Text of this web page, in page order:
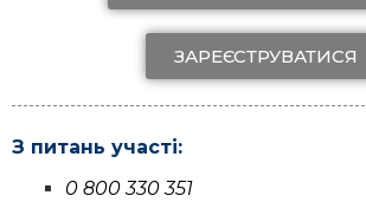
ЗАРЕЄСТРУВАТИСЯ
З питань участі:
0 800 330 351